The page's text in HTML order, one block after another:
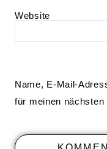
Website
Name, E-Mail-
für meinen